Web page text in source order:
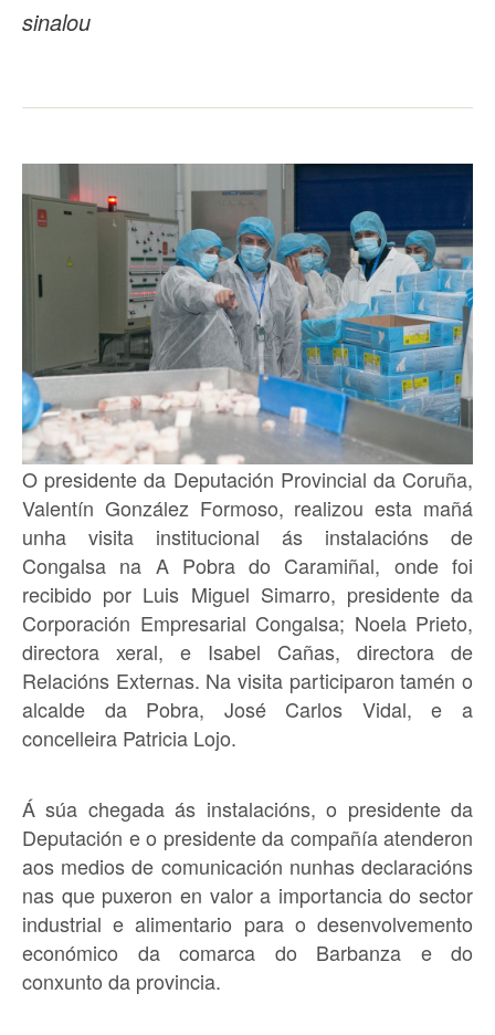
sinalou
O presidente da Deputación Provincial da Coruña,
Valentín González Formoso, realizou esta mañá
unha visita institucional ás instalacións de
Congalsa na A Pobra do Caramiñal, onde foi
recibido por Luis Miguel Simarro, presidente da
Corporación Empresarial Congalsa; Noela Prieto,
directora xeral, e Isabel Cañas, directora de
Relacións Externas. Na visita participaron tamén o
alcalde da Pobra, José Carlos Vidal, e a
concelleira Patricia Lojo.
Á súa chegada ás instalacións, o presidente da
Deputación e o presidente da compañía atenderon
aos medios de comunicación nunhas declaracións
nas que puxeron en valor a importancia do sector
industrial e alimentario para o desenvolvemento
económico da comarca do Barbanza e do
conxunto da provincia.